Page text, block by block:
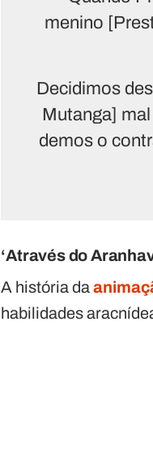
menino
Decidimos
Mutanga]
demos o
‘Através do
A história da
habilidades